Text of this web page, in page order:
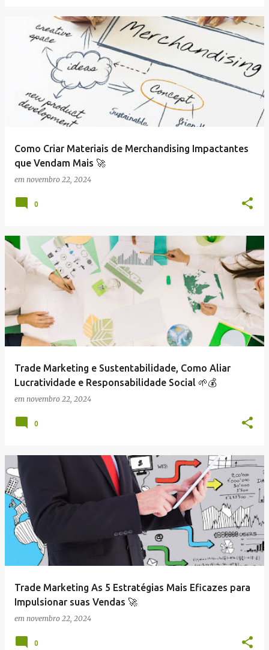
Como Criar Materiais de Merchandising Impactantes
que Vendam Mais 🚀
em novembro 22, 2024
0
Trade Marketing e Sustentabilidade, Como Aliar
Lucratividade e Responsabilidade Social 🌱💰
em novembro 22, 2024
0
Trade Marketing As 5 Estratégias Mais Eficazes para
Impulsionar suas Vendas 🚀
em novembro 22, 2024
0